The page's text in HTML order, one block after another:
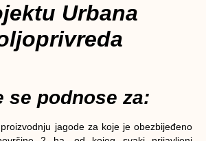
Urbana
se podnose za:
jagode za koje je obezbijeđeno